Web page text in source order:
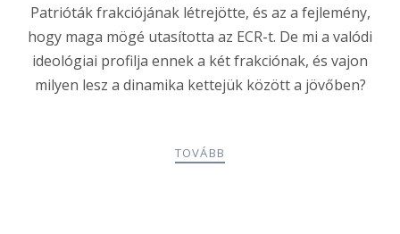
Patrióták frakciójának létrejötte, és az a fejlemény,
hogy maga mögé utasította az ECR-t. De mi a valódi
ideológiai profilja ennek a két frakciónak, és vajon
milyen lesz a dinamika kettejük között a jövőben?
TOVÁBB